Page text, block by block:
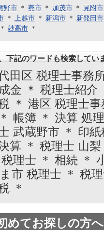
野市 ＊ 燕市 ＊ 加茂市 ＊ 見附市
＊ 上越市 ＊ 新潟市 ＊ 新発田市
＊ 妙高市 ＊
下記のワードも検索してい
田区 税理士事務
金 ＊ 税理士紹介
＊ 港区 税理士
帳簿 ＊ 決算 処
武蔵野市 ＊ 印
算 ＊ 税理士 山
理士 ＊ 相続 ＊
市 税理士 ＊ 税
＊
めてお探しの方へ